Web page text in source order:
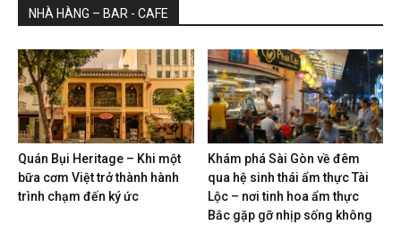
NHÀ HÀNG – BAR - CAFE
Quán Bụi Heritage – Khi một
bữa cơm Việt trở thành hành
trình chạm đến ký ức
Khám phá Sài Gòn về đêm
qua hệ sinh thái ẩm thực Tài
Lộc – nơi tinh hoa ẩm thực
Bắc gặp gỡ nhịp sống không